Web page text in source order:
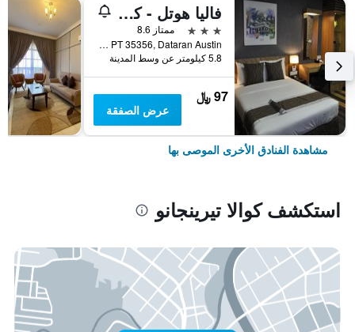
فاليا هوتل - كوالا تيرينغانو
3 نجوم
ممتاز 8.6
Lot PT 35356, Dataran Austin, كوالا تيرينجانو, ماليزيا
5.8 كيلومتر عن وسط المدينة
97 ﷼
عرض الصفقة
مشاهدة الفنادق الأخرى الموصى بها
استكشف كوالا تيرينجانو